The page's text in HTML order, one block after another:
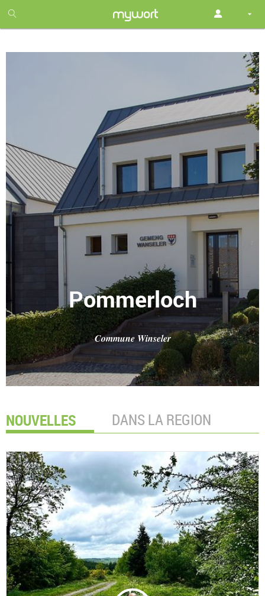
month
free
Pommerloch
Commune Winseler
NOUVELLES DANS LA REGION